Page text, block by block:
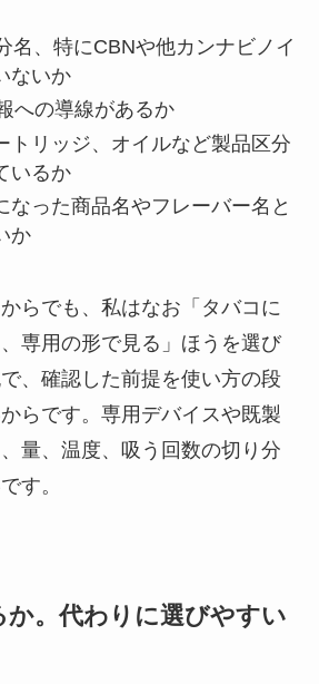
名、特にCBNや他カンナビノイ
ないか
への導線があるか
トリッジ、オイルなど製品区分
いるか
なった商品名やフレーバー名と
か
らでも、私はなお「タバコに
専用の形で見る」ほうを選び
、確認した前提を使い方の段
らです。専用デバイスや既製
量、温度、吸う回数の切り分
す。
。代わりに選びやすい